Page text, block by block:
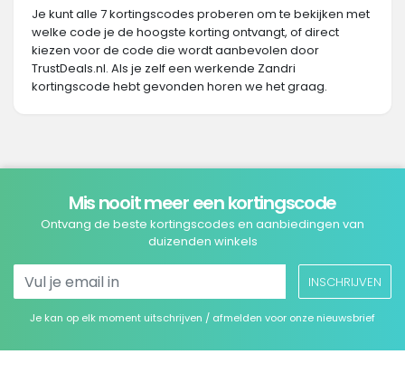
Je kunt alle 7 kortingscodes proberen om te bekijken met
welke code je de hoogste korting ontvangt, of direct
kiezen voor de code die wordt aanbevolen door
TrustDeals.nl. Als je zelf een werkende Zandri
kortingscode hebt gevonden horen we het graag.
Mis nooit meer een kortingscode
Ontvang de beste kortingscodes en aanbiedingen van
duizenden winkels
INSCHRIJVEN
Je kan op elk moment uitschrijven / afmelden voor onze nieuwsbrief